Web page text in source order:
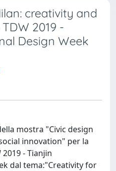
creativity and
2019 -
Design Week
mostra "Civic design
innovation" per la
- Tianjin
dal tema:"Creativity for